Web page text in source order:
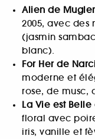
Alien de Mugler
2005, avec des
(jasmin
blanc).
For Her de
moderne et
rose, de musc,
La Vie est
floral avec
iris, vanille et